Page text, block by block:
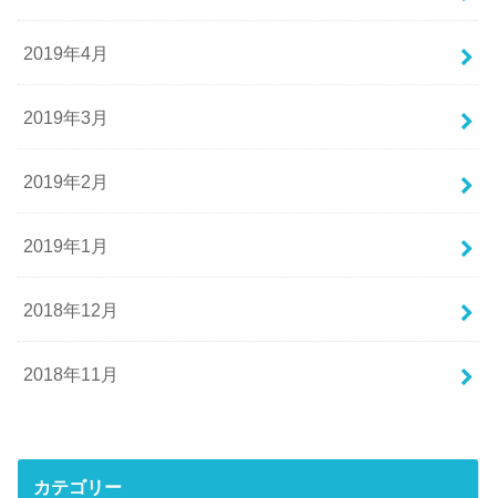
2019年4月
2019年3月
2019年2月
2019年1月
2018年12月
2018年11月
カテゴリー